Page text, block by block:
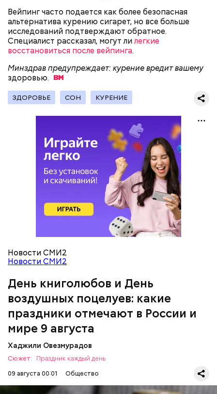
Вейпинг часто подается как более безопасная
альтернатива курению сигарет, но все больше
исследований подтверждают обратное.
Специалист рассказал, могут лилегкие
восстановиться после вейпинга.
Минздрав предупреждает: курение вредит вашему
здоровью.
ЗДОРОВЬЕ СОН КУРЕНИЕ
Новости СМИ2
Новости СМИ2
День книголюбов и День
воздушных поцелуев: какие
праздники отмечают в России и
мире 9 августа
Хаджили Овезмурадов
Сюжет:
Праздник каждый день
09 августа 00:01
Общество
День воздушных поцелуев
День воздушных поцелуев отмечается с 1983 года.
стран в этот праздник устраиваются
тематические вечеринки и флешмобы. Кроме того,
воздушный поцелуй близкому человеку через
социальные сети и мессенджеры.
День «Счастье случается»
День «Счастье случается» был инициирован
Тайным обществом счастливых людей, чтобы
напомнить людям, что счастье на самом деле
кроется в мелочах. Отпраздновать этот день
можно, поделившись с другими людьми
счастливыми моментами из своей жизни.